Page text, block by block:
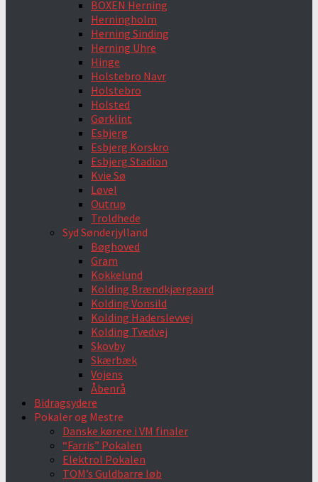
BOXEN Herning
Herningholm
Herning Sinding
Herning Uhre
Hinge
Holstebro Navr
Holstebro
Holsted
Gørklint
Esbjerg
Esbjerg Korskro
Esbjerg Stadion
Kvie Sø
Løvel
Outrup
Troldhede
Syd Sønderjylland
Bøghoved
Gram
Kokkelund
Kolding Brændkjærgaard
Kolding Vonsild
Kolding Haderslevvej
Kolding Tvedvej
Skovby
Skærbæk
Vojens
Åbenrå
Bidragsydere
Pokaler og Mestre
Danske kørere i VM finaler
“Farris” Pokalen
Elektrol Pokalen
TOM’s Guldbarre løb